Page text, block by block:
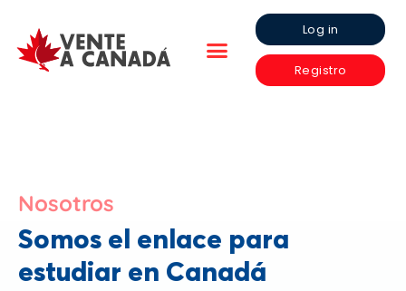
Log in
Registro
Nosotros
Somos el enlace para
estudiar en Canadá